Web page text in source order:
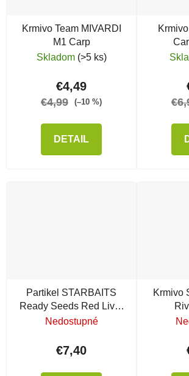
Krmivo Team MIVARDI
M1 Carp
Skladom (>5 ks)
€4,49
€4,99 (–10 %)
DETAIL
Partikel STARBAITS
Ready Seeds Red Liver
Bright Corn (kukurica)
Nedostupné
€7,40
Krmivo